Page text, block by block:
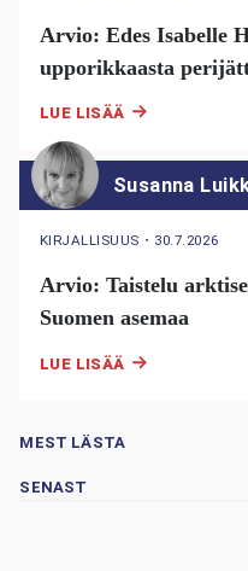
Arvio: Edes Isabelle
upporikkaasta
LUE LISÄÄ
Susanna
KIRJALLISUUS ・ 30.7.2026
Arvio: Taistelu
Suomen asemaa
LUE LISÄÄ
MEST LÄSTA
SENAST